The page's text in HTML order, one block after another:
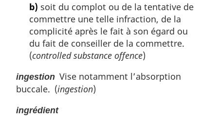
b) soit du complot ou de la tentative de
commettre une telle infraction, de la
complicité après le fait à son égard ou
du fait de conseiller de la commettre.
(controlled substance offence)
ingestion Vise notamment l’absorption
buccale. (ingestion)
ingrédient